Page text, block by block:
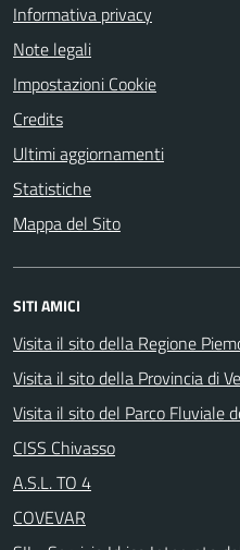
Informativa privacy
Note legali
Impostazioni Cookie
Credits
Ultimi aggiornamenti
Statistiche
Mappa del Sito
SITI AMICI
Visita il sito della Regione
Visita il sito della Provincia di
Visita il sito del Parco Fluviale
CISS Chivasso
A.S.L. TO 4
COVEVAR